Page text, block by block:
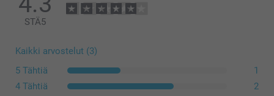
STÄ5
Kaikki arvostelut (3)
5 Tähtiä
1
4 Tähtiä
2